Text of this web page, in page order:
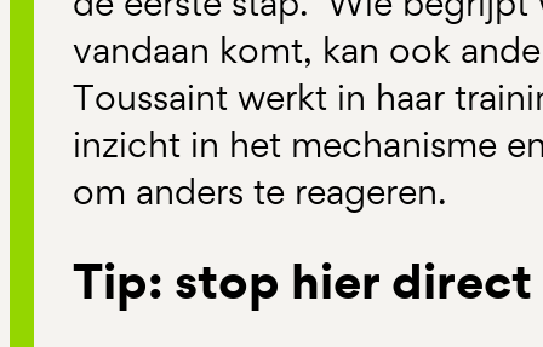
vandaan komt, kan ook
Toussaint werkt in haar
inzicht in het mechanisme
om anders te reageren.
Tip: stop hier direct